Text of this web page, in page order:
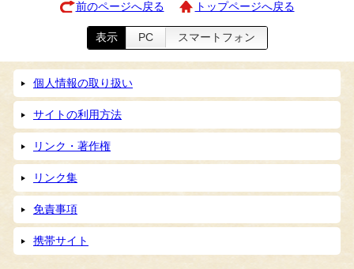
前のページへ戻る トップページへ戻る
表示 PC スマートフォン
個人情報の取り扱い
サイトの利用方法
リンク・著作権
リンク集
免責事項
携帯サイト